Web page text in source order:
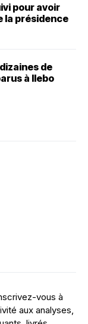
pour avoir
la présidence
de
à Ilebo
vous à
aux analyses,